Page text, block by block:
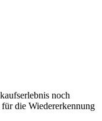
noch
für die Wiedererkennung